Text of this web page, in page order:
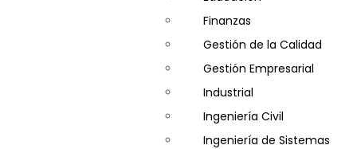
Finanzas
Gestión de la Calidad
Gestión Empresarial
Industrial
Ingeniería Civil
Ingeniería de Sistemas